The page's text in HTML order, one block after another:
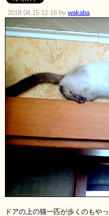
2018.04.15 12:16 by wakaba
ドアの上の猫一匹が歩くのもや